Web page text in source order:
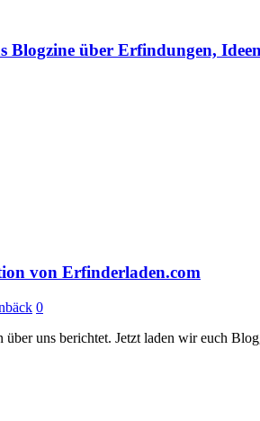
Blogzine über Erfindungen,
von Erfinderladen.com
0
über uns berichtet. Jetzt laden wir euch